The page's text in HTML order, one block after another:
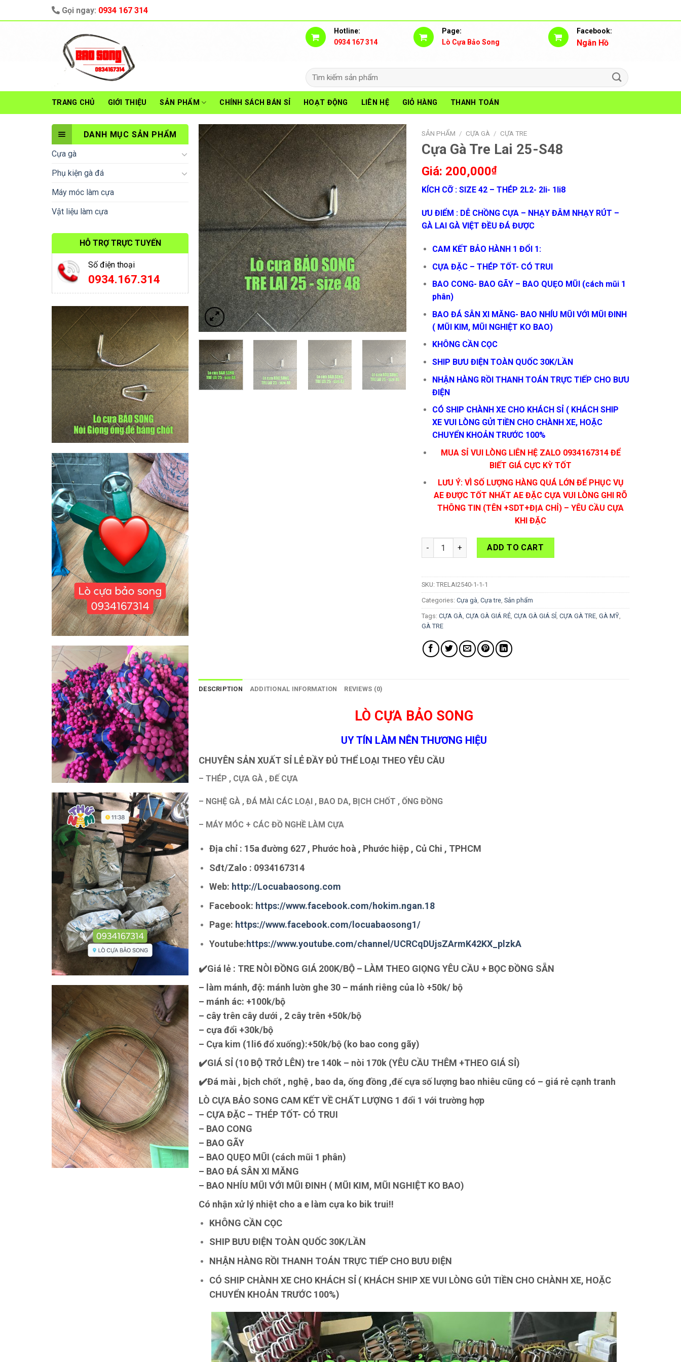
to
Gọi ngay: 0934 167 314
Hotline:
0934 167 314
Page:
Lò Cựa Bảo Song
Facebook:
Ngân Hồ
Search
for:
TRANG CHỦ GIỚI THIỆU SẢN PHẨM CHÍNH SÁCH BÁN SỈ HOẠT ĐỘNG LIÊN HỆ GIỎ HÀNG THANH TOÁN
DANH MỤC SẢN PHẨM
Cựa gà
Phụ kiện gà đá
Máy móc làm cựa
Vật liệu làm cựa
HỖ TRỢ TRỰC TUYẾN
Số điện thoại
0934.167.314
SẢN PHẨM / CỰA GÀ / CỰA TRE
Cựa Gà Tre Lai 25-S48
200,000₫
KÍCH CỠ : SIZE 42 – THÉP 2L2- 2li- 1li8
ƯU ĐIỂM : DỄ CHỒNG CỰA – NHẠY ĐÂM NHẠY RÚT –
GÀ LAI GÀ VIỆT ĐỀU ĐÁ ĐƯỢC
CAM KẾT BẢO HÀNH 1 ĐỔI 1:
CỰA ĐẶC – THÉP TỐT- CÓ TRUI
BAO CONG- BAO GÃY – BAO QUẸO MŨI (cách mũi 1
phân)
BAO ĐÁ SÂN XI MĂNG- BAO NHÍU MŨI VỚI MŨI ĐINH
( MŨI KIM, MŨI NGHIỆT KO BAO)
KHÔNG CẦN CỌC
SHIP BƯU ĐIỆN TOÀN QUỐC 30K/LẦN
NHẬN HÀNG RỒI THANH TOÁN TRỰC TIẾP CHO BƯU
ĐIỆN
CÓ SHIP CHÀNH XE CHO KHÁCH SỈ ( KHÁCH SHIP
XE VUI LÒNG GỬI TIỀN CHO CHÀNH XE, HOẶC
CHUYỂN KHOẢN TRƯỚC 100%
MUA SỈ VUI LÒNG LIÊN HỆ ZALO 0934167314 ĐỂ
BIẾT GIÁ CỰC KỲ TỐT
LƯU Ý: VÌ SỐ LƯỢNG HÀNG QUÁ LỚN ĐỂ PHỤC VỤ
AE ĐƯỢC TỐT NHẤT AE ĐẶC CỰA VUI LÒNG GHI RÕ
THÔNG TIN (TÊN +SDT+ĐỊA CHỈ) – YÊU CẦU CỰA
KHI ĐẶC
Cựa Gà Tre Lai 25-S48 quantity
ADD TO CART
SKU: TRELAI2540-1-1-1
Categories: Cựa gà, Cựa tre, Sản phẩm
Tags: CỰA GÀ, CỰA GÀ GIÁ RẺ, CỰA GÀ GIÁ SỈ, CỰA GÀ TRE, GÀ MỸ,
GÀ TRE
DESCRIPTION ADDITIONAL INFORMATION REVIEWS (0)
LÒ CỰA BẢO SONG
UY TÍN LÀM NÊN THƯƠNG HIỆU
CHUYÊN SẢN XUẤT SỈ LẺ ĐẦY ĐỦ THỂ LOẠI THEO YÊU CẦU
– THÉP , CỰA GÀ , ĐẾ CỰA
– NGHỆ GÀ , ĐÁ MÀI CÁC LOẠI , BAO DA, BỊCH CHỐT , ỐNG ĐỒNG
– MÁY MÓC + CÁC ĐỒ NGHỀ LÀM CỰA
Địa chỉ : 15a đường 627 , Phước hoà , Phước hiệp , Củ Chi , TPHCM
Sđt/Zalo : 0934167314
Web: http://Locuabaosong.com
Facebook: https://www.facebook.com/hokim.ngan.18
Page: https://www.facebook.com/locuabaosong1/
Youtube:https://www.youtube.com/channel/UCRCqDUjsZArmK42KX_plzkA
✔️Giá lẻ : TRE NÒI ĐỒNG GIÁ 200K/BỘ – LÀM THEO GIỌNG YÊU CẦU + BỌC ĐỒNG SẴN
– làm mánh, độ: mánh lườn ghe 30 – mánh riêng của lò +50k/ bộ
– mánh ác: +100k/bộ
– cây trên cây dưới , 2 cây trên +50k/bộ
– cựa đổi +30k/bộ
– Cựa kim (1li6 đổ xuống):+50k/bộ (ko bao cong gãy)
✔️GIÁ SỈ (10 BỘ TRỞ LÊN) tre 140k – nòi 170k (YÊU CẦU THÊM +THEO GIÁ SỈ)
✔️Đá mài , bịch chốt , nghệ , bao da, ống đồng ,đế cựa số lượng bao nhiêu cũng có – giá rẻ cạnh tranh
LÒ CỰA BẢO SONG CAM KẾT VỀ CHẤT LƯỢNG 1 đổi 1 với trường hợp
– CỰA ĐẶC – THÉP TỐT- CÓ TRUI
– BAO CONG
– BAO GÃY
– BAO QUẸO MŨI (cách mũi 1 phân)
– BAO ĐÁ SÂN XI MĂNG
– BAO NHÍU MŨI VỚI MŨI ĐINH ( MŨI KIM, MŨI NGHIỆT KO BAO)
Có nhận xử lý nhiệt cho a e làm cựa ko bik trui!!
KHÔNG CẦN CỌC
SHIP BƯU ĐIỆN TOÀN QUỐC 30K/LẦN
NHẬN HÀNG RỒI THANH TOÁN TRỰC TIẾP CHO BƯU ĐIỆN
CÓ SHIP CHÀNH XE CHO KHÁCH SỈ ( KHÁCH SHIP XE VUI LÒNG GỬI TIỀN CHO CHÀNH XE, HOẶC
CHUYỂN KHOẢN TRƯỚC 100%)